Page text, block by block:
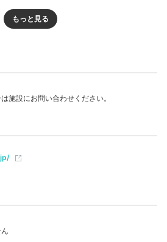
きも付く贅沢さ。ハレの日に
盛りを別注して豪華ディナーに
豪華な食事をお部屋でゆっ
す。
ット利用可能